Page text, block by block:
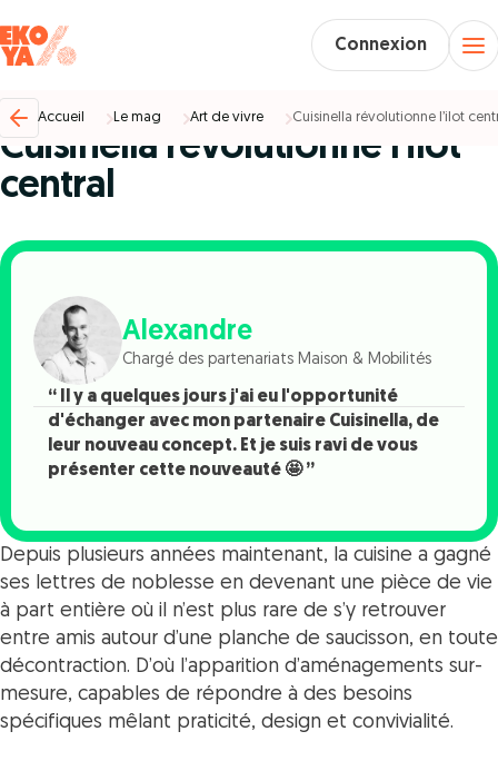
Connexion
Accueil Le mag Art de vivre Cuisinella révolutionne l’ilot
Cuisinella révolutionne l’ilot
central
Alexandre
Chargé des partenariats Maison & Mobilités
“ Il y a quelques jours j'ai eu l'opportunité
d'échanger avec mon partenaire Cuisinella, de
leur nouveau concept. Et je suis ravi de vous
présenter cette nouveauté 🤩 ”
Depuis plusieurs années maintenant, la cuisine a gagné
ses lettres de noblesse en devenant une pièce de vie
à part entière où il n’est plus rare de s’y retrouver
entre amis autour d’une planche de saucisson, en toute
décontraction. D’où l’apparition d’aménagements sur-
mesure, capables de répondre à des besoins
spécifiques mêlant praticité, design et convivialité.